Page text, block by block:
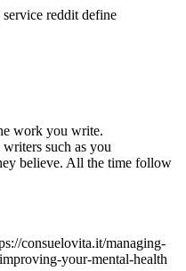
reddit define
work you write.
such as you
believe. All the time follow
consuelovita.it/managing-
your-mental-health